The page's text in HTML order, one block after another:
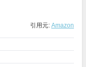
引用元: Amazon